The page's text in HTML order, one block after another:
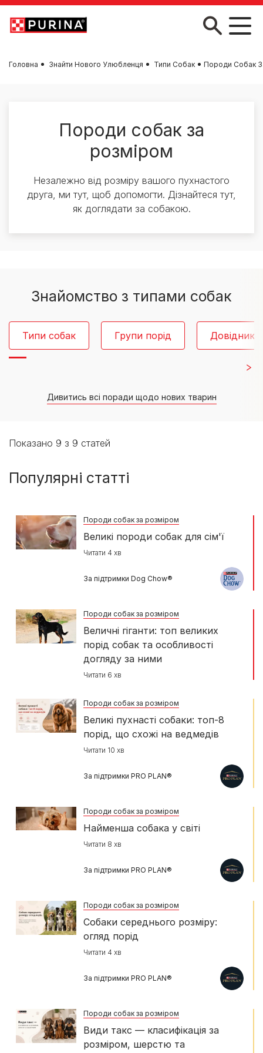
Skip to main content
Головна Знайти Нового Улюбленця Типи Собак Породи Собак
Породи собак за
розміром
Незалежно від розміру вашого пухнастого
друга, ми тут, щоб допомогти. Дізнайтеся тут,
як доглядати за собакою.
Знайомство з типами собак
Типи собак Групи порід Довідник
Дивитись всі поради щодо нових тварин
Показано 9 з 9 статей
Популярні статті
Породи собак за розміром
Великі породи собак для сім'ї
Читати 4 хв
За підтримки Dog Chow®
Породи собак за розміром
Величні гіганти: топ великих
порід собак та особливості
догляду за ними
Читати 6 хв
Породи собак за розміром
Великі пухнасті собаки: топ-8
порід, що схожі на ведмедів
Читати 10 хв
За підтримки PRO PLAN®
Породи собак за розміром
Найменша собака у світі
Читати 8 хв
За підтримки PRO PLAN®
Породи собак за розміром
Собаки середнього розміру:
огляд порід
Читати 4 хв
За підтримки PRO PLAN®
Породи собак за розміром
Види такс — класифікація за
розміром, шерстю та